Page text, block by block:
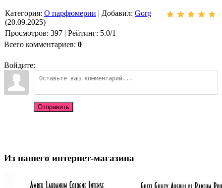
Категория: О парфюмерии | Добавил: Gorg
(20.09.2025)
Просмотров: 397 | Рейтинг: 5.0/1
Всего комментариев: 0
Войдите:
Отправить
Из нашего интернет-магазина